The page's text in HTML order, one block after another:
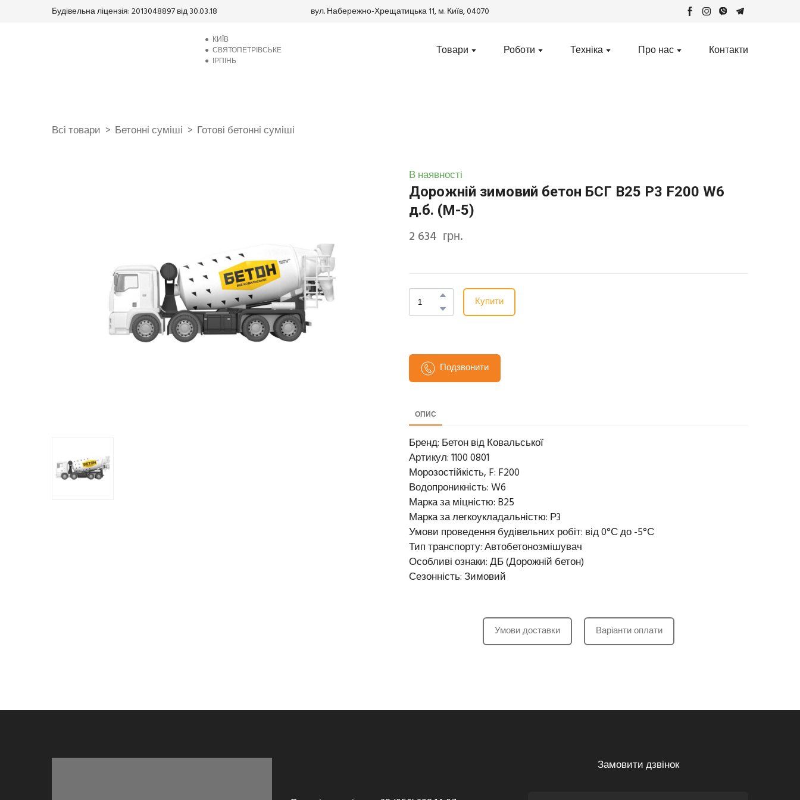
Будівельна ліцензія: 2013048897 від 30.03.18 вул. Набережно-Хрещатицька 11, м. Київ, 04070
● КИЇВ
●СВЯТОПЕТРІВСЬКЕ
● ІРПІНЬ
Товари Роботи Техніка Про нас Контакти
Всі товари Бетонні суміші Готові бетонні суміші
В наявності
Дорожній зимовий бетон БСГ В25 Р3 F200 W6
д.б. (М-5)
2 634  грн.
Купити
Подзвонити
ОПИС
Бренд: Бетон від Ковальської
Артикул: 1100 0801
Морозостійкість, F: F200
Водопроникність: W6
Марка за міцністю: B25
Марка за легкоукладальністю: Р3
Умови проведення будівельних робіт: від 0°С до -5°С
Тип транспорту: Автобетонозмішувач
Особливі ознаки: ДБ (Дорожній бетон)
Сезонність: Зимовий
Умови доставки Варіанти оплати
Замовити дзвінок